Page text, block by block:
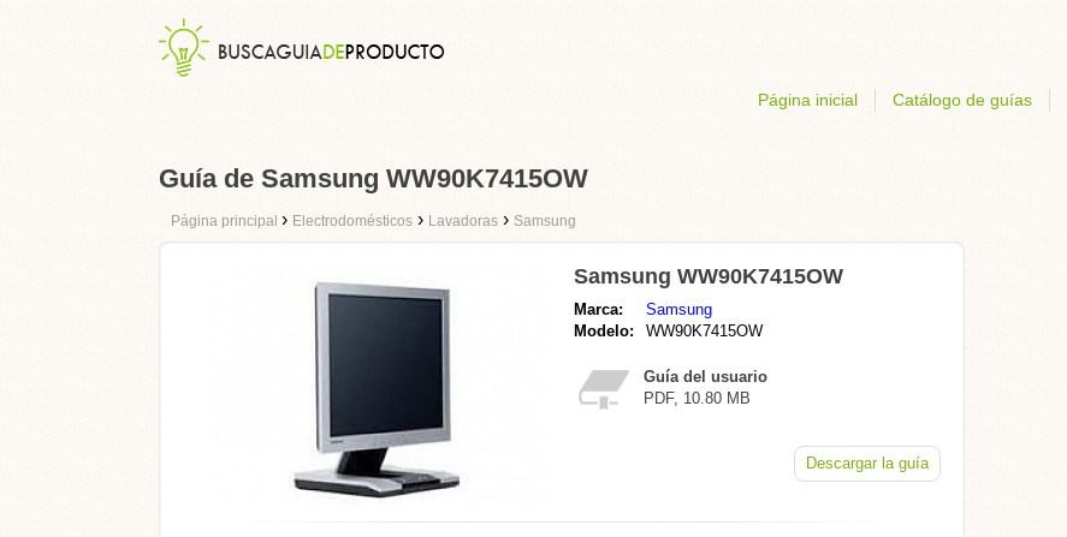
Página inicial Catálogo de guías
Guía de Samsung WW90K7415OW
Página principal › Electrodomésticos › Lavadoras › Samsung
Samsung WW90K7415OW
Marca:
Samsung
Modelo:
WW90K7415OW
Guía del usuario
PDF, 10.80 MB
Descargar la guía